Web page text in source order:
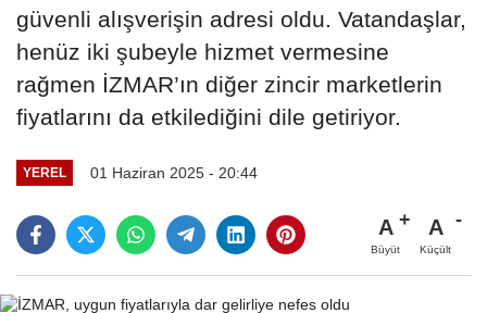
güvenli alışverişin adresi oldu. Vatandaşlar,
henüz iki şubeyle hizmet vermesine
rağmen İZMAR’ın diğer zincir marketlerin
fiyatlarını da etkilediğini dile getiriyor.
YEREL 01 Haziran 2025 - 20:44
A
Büyüt
A
Küçült